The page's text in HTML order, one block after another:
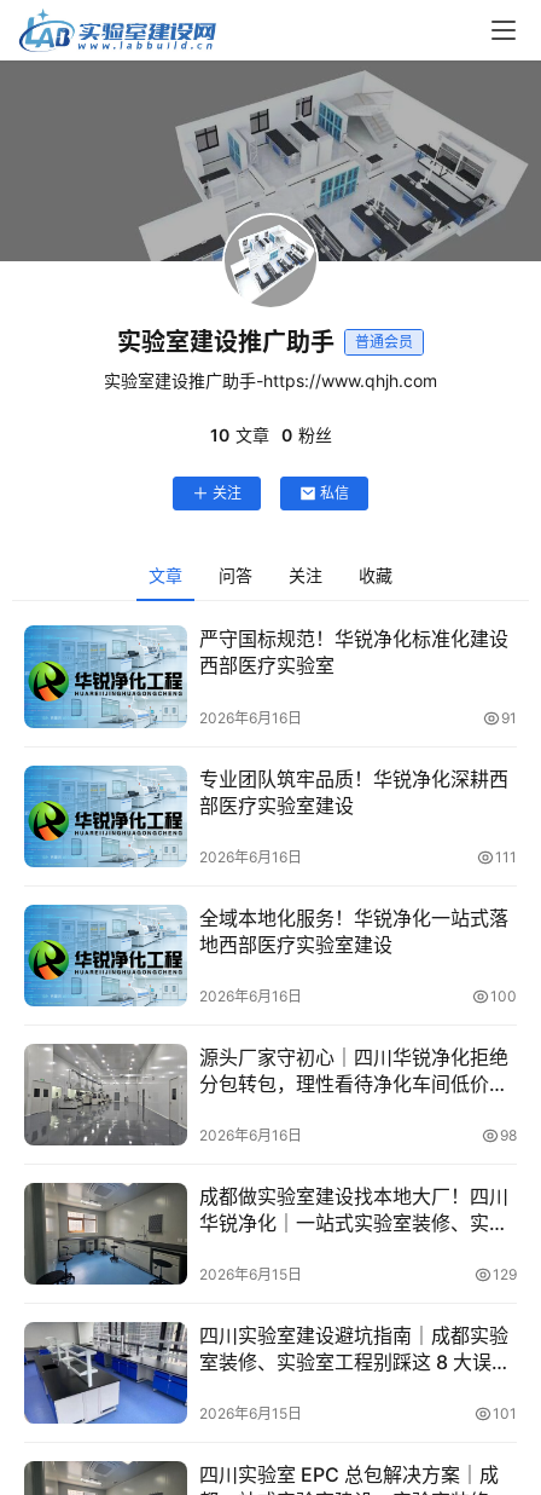
解
决
方
案
今
日
快
新
闻
态
知
会
论
坛
登录 注册
实验室建设推广助手 普通会员
实验室建设推广助手-https://www.qhjh.com
10 文章 0 粉丝
关注 私信
文章 问答 关注 收藏
严守国标规范！华锐净化标准化建设
西部医疗实验室
2026年6月16日 91
专业团队筑牢品质！华锐净化深耕西
部医疗实验室建设
2026年6月16日 111
全域本地化服务！华锐净化一站式落
地西部医疗实验室建设
2026年6月16日 100
源头厂家守初心｜四川华锐净化拒绝
分包转包，理性看待净化车间低价竞
2026年6月16日 98
成都做实验室建设找本地大厂！四川
华锐净化｜一站式实验室装修、实验
2026年6月15日 129
四川实验室建设避坑指南｜成都实验
室装修、实验室工程别踩这 8 大误
2026年6月15日 101
四川实验室 EPC 总包解决方案｜成